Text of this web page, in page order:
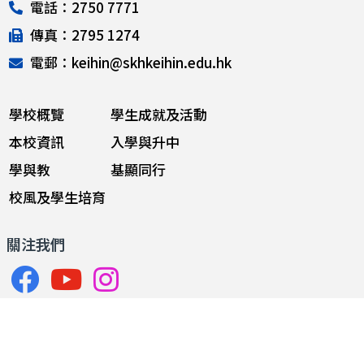
電話：2750 7771
傳真：2795 1274
電郵：keihin@skhkeihin.edu.hk
學校概覽
本校資訊
學與教
校風及學生培育
學生成就及活動
入學與升中
基顯同行
關注我們